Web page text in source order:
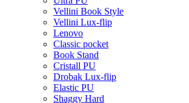
Vellini Book Style
Vellini Lux-flip
Lenovo
Classic pocket
Book Stand
Cristall PU
Drobak Lux-flip
Elastic PU
Shaggy Hard